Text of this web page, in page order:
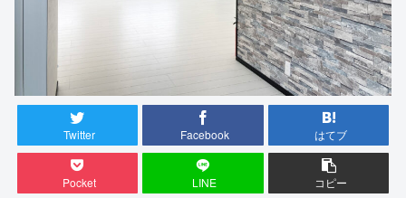
Twitter Facebook はてブ
Pocket LINE コピー